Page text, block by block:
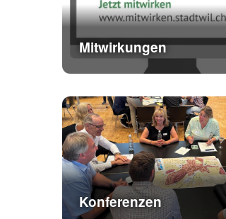
Mitwirkungen
Konferenzen